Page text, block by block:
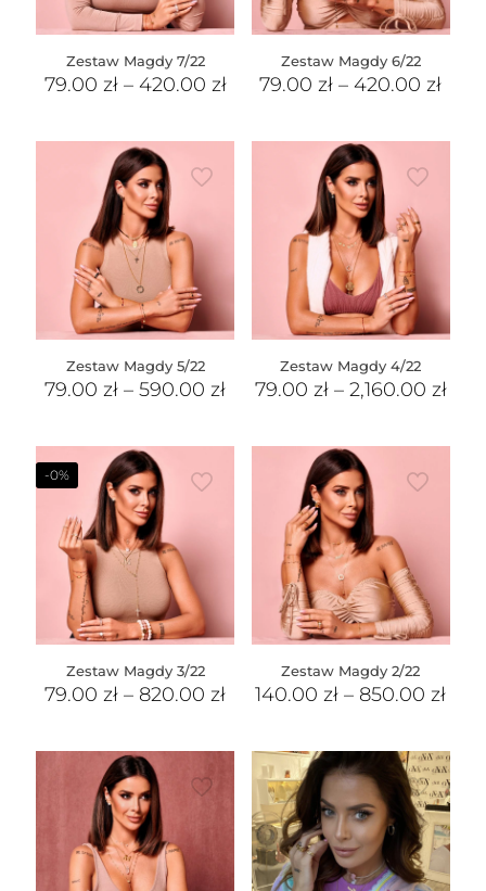
Zestaw Magdy 7/22
79.00 zł– 420.00 zł
Zestaw Magdy 6/22
79.00zł –420.00zł
Zestaw Magdy 5/22
79.00zł –590.00zł
Zestaw Magdy 4/22
79.00 zł– 2,160.00 zł
-0%
Zestaw Magdy 3/22
79.00zł – 820.00zł
Zestaw Magdy 2/22
140.00zł – 850.00zł